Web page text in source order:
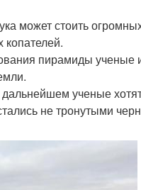
может стоить
пирамиды ученые
ученые
не тронутыми